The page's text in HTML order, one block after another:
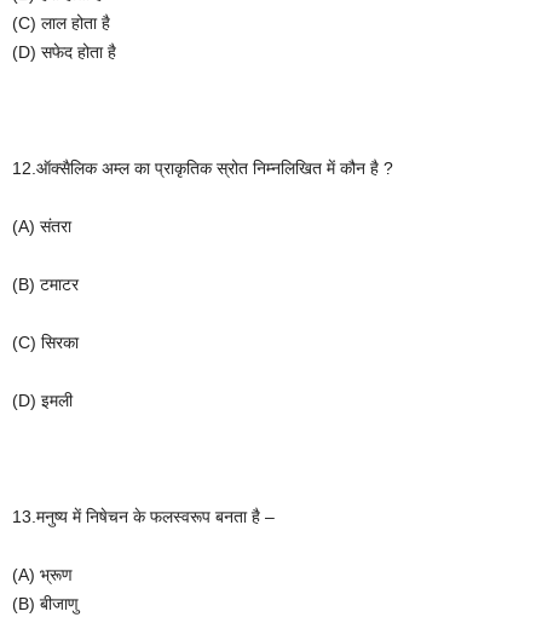
(C) लाल होता है
(D) सफेद होता है
12.ऑक्सैलिक अम्ल का प्राकृतिक स्रोत निम्नलिखित में कौन है ?
(A) संतरा
(B) टमाटर
(C) सिरका
(D) इमली
13.मनुष्य में निषेचन के फलस्वरूप बनता है –
(A) भ्रूण
(B) बीजाणु